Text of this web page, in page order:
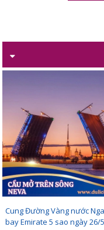
Cung Đường Vàng nước
bay Emirate 5 sao ngày 26/